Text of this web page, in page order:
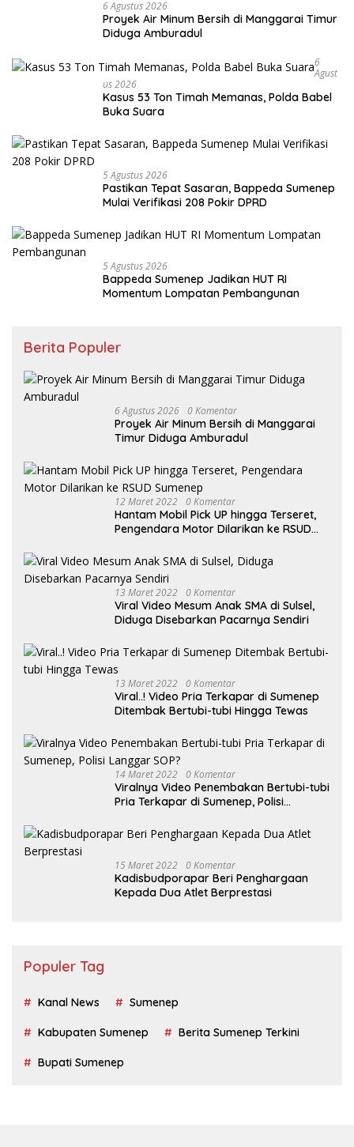
6 Agustus 2026
Proyek Air Minum Bersih di Manggarai Timur
Diduga Amburadul
6
Agust
Us 2026
Kasus 53 Ton Timah Memanas, Polda Babel
Buka Suara
5 Agustus 2026
Pastikan Tepat Sasaran, Bappeda Sumenep
Mulai Verifikasi 208 Pokir DPRD
5 Agustus 2026
Bappeda Sumenep Jadikan HUT RI
Momentum Lompatan Pembangunan
Berita Populer
6 Agustus 2026 0 Komentar
Proyek Air Minum Bersih di Manggarai
Timur Diduga Amburadul
12 Maret 2022 0 Komentar
Hantam Mobil Pick UP hingga Terseret,
Pengendara Motor Dilarikan ke RSUD
13 Maret 2022 0 Komentar
Viral Video Mesum Anak SMA di Sulsel,
Diduga Disebarkan Pacarnya Sendiri
13 Maret 2022 0 Komentar
Viral..! Video Pria Terkapar di Sumenep
Ditembak Bertubi-tubi Hingga Tewas
14 Maret 2022 0 Komentar
Viralnya Video Penembakan Bertubi-tubi
Pria Terkapar di Sumenep, Polisi
15 Maret 2022 0 Komentar
Kadisbudporapar Beri Penghargaan
Kepada Dua Atlet Berprestasi
Populer Tag
Kanal News Sumenep
Kabupaten Sumenep Berita Sumenep Terkini
Bupati Sumenep